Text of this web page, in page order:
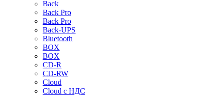
Back
Back Pro
Back Pro
Back-UPS
Bluetooth
BOX
BOX
CD-R
CD-RW
Cloud
Cloud с НДС